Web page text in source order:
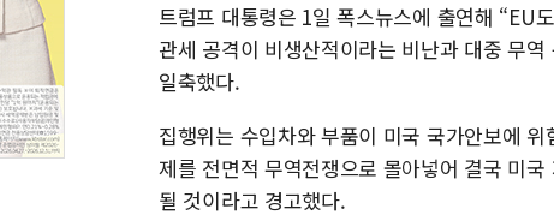
트럼프 대통령은 1일 폭스뉴스에 출연해 “EU
관세 공격이 비생산적이라는 비난과 대중 무
일축했다.
집행위는 수입차와 부품이 미국 국가안보에
제를 전면적 무역전쟁으로 몰아넣어 결국 미
될 것이라고 경고했다.